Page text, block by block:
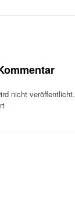
nicht veröffentlicht.